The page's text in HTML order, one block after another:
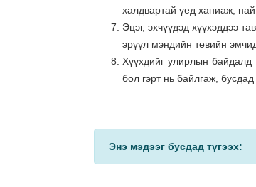
халдвартай үед ханиаж,
Эцэг, эхчүүдэд хүүхэддээ
эрүүл мэндийн төвийн
Хүүхдийг улирлын байдалд
бол гэрт нь байлгаж,
Энэ мэдээг бусдад түгээх: